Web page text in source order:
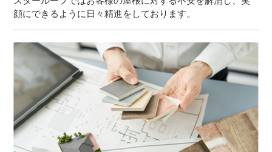
顔にできるように日々精進をしております。